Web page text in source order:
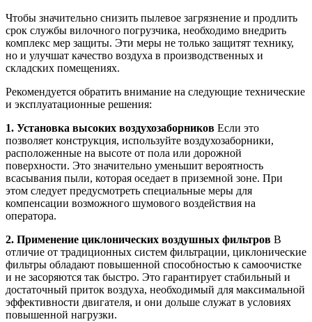
Чтобы значительно снизить пылевое загрязнение и продлить
срок службы вилочного погрузчика, необходимо внедрить
комплекс мер защиты. Эти меры не только защитят технику,
но и улучшат качество воздуха в производственных и
складских помещениях.
Рекомендуется обратить внимание на следующие технические
и эксплуатационные решения:
1. Установка высоких воздухозаборников Если это
позволяет конструкция, используйте воздухозаборники,
расположенные на высоте от пола или дорожной
поверхности. Это значительно уменьшит вероятность
всасывания пыли, которая оседает в приземной зоне. При
этом следует предусмотреть специальные меры для
компенсации возможного шумового воздействия на
оператора.
2. Применение циклонических воздушных фильтров В
отличие от традиционных систем фильтрации, циклонические
фильтры обладают повышенной способностью к самоочистке
и не засоряются так быстро. Это гарантирует стабильный и
достаточный приток воздуха, необходимый для максимальной
эффективности двигателя, и они дольше служат в условиях
повышенной нагрузки.